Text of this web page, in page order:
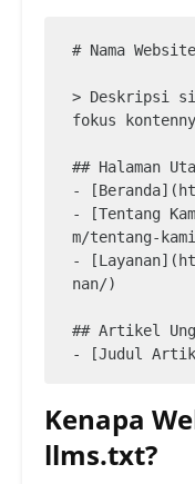
# Nama
> Deskripsi
fokus
## Halaman
-
- [Tentang
m/tentang-
-
nan/)
## Artikel
- [Judul
com/artikel-
## FAQ
Kenapa
llms.txt?